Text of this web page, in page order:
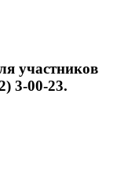
участников
3-00-23.